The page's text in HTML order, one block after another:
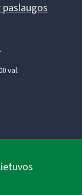
val.